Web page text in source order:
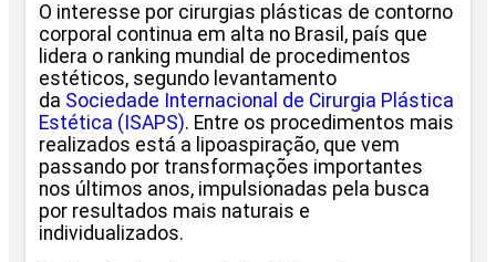
O interesse por cirurgias plásticas de contorno
corporal continua em alta no Brasil, país que
lidera o ranking mundial de procedimentos
estéticos, segundo levantamento
da Sociedade Internacional de Cirurgia Plástica
Estética (ISAPS). Entre os procedimentos mais
realizados está a lipoaspiração, que vem
passando por transformações importantes
nos últimos anos, impulsionadas pela busca
por resultados mais naturais e
individualizados.